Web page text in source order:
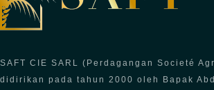
SAFT CIE SARL (Perdagangan Societé
didirikan pada tahun 2000 oleh Bapak